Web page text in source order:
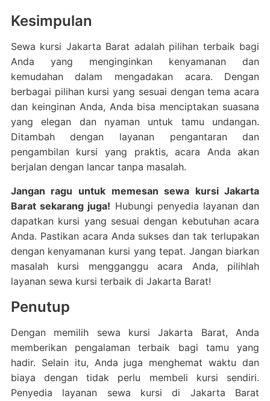
Kesimpulan
Sewa kursi Jakarta Barat adalah pilihan terbaik bagi
Anda yang menginginkan kenyamanan dan
kemudahan dalam mengadakan acara. Dengan
berbagai pilihan kursi yang sesuai dengan tema acara
dan keinginan Anda, Anda bisa menciptakan suasana
yang elegan dan nyaman untuk tamu undangan.
Ditambah dengan layanan pengantaran dan
pengambilan kursi yang praktis, acara Anda akan
berjalan dengan lancar tanpa masalah.
Jangan ragu untuk memesan sewa kursi Jakarta
Barat sekarang juga! Hubungi penyedia layanan dan
dapatkan kursi yang sesuai dengan kebutuhan acara
Anda. Pastikan acara Anda sukses dan tak terlupakan
dengan kenyamanan kursi yang tepat. Jangan biarkan
masalah kursi mengganggu acara Anda, pilihlah
layanan sewa kursi terbaik di Jakarta Barat!
Penutup
Dengan memilih sewa kursi Jakarta Barat, Anda
memberikan pengalaman terbaik bagi tamu yang
hadir. Selain itu, Anda juga menghemat waktu dan
biaya dengan tidak perlu membeli kursi sendiri.
Penyedia layanan sewa kursi di Jakarta Barat